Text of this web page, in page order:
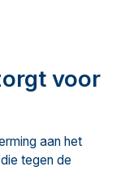
voor
aan het
tegen de